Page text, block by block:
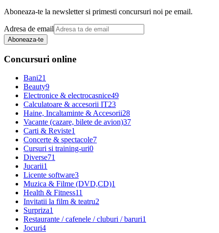
Aboneaza-te la newsletter si primesti concursuri noi pe email.
Adresa de email
Aboneaza-te
Concursuri online
Bani21
Beauty9
Electronice & electrocasnice49
Calculatoare & accesorii IT23
Haine, Incaltaminte & Accesorii28
Vacante (cazare, bilete de avion)37
Carti & Reviste1
Concerte & spectacole7
Cursuri si training-uri0
Diverse71
Jucarii1
Licente software3
Muzica & Filme (DVD,CD)1
Health & Fitness11
Invitatii la film & teatru2
Surpriza1
Restaurante / cafenele / cluburi / baruri1
Jocuri4